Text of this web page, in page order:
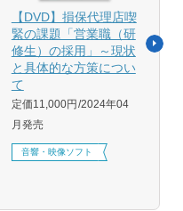
【DVD】損保代理店喫
緊の課題「営業職（研
修生）の採用」～現状
と具体的な方策につい
て
定価11,000円 2024年04
月発売
音響・映像ソフト